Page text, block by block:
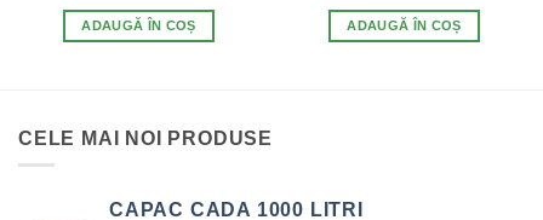
A
FOST:
ADAUGĂ ÎN COȘ
A
FOST:
ADAUGĂ ÎN COȘ
LEI.
CELE MAI NOI PRODUSE
CAPAC CADA 1000 LITRI